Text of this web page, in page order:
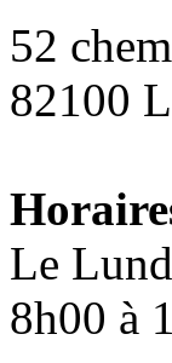
52
82100
Le
8h00 à